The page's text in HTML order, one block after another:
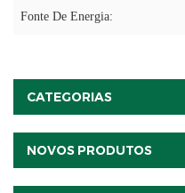
Fonte De Energia:
CATEGORIAS
NOVOS PRODUTOS